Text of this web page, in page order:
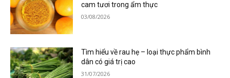
cam tươi trong ẩm thực
03/08/2026
Tìm hiểu về rau hẹ – loại thực phẩm bình
dân có giá trị cao
31/07/2026